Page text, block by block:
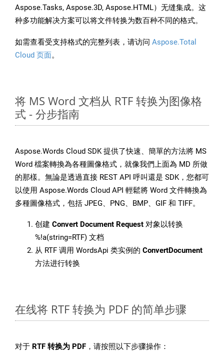
Aspose.Tasks, Aspose.3D, Aspose.HTML）无缝集成。这
种多功能解决方案可以将文件转换为数百种不同的格式。
如需查看受支持格式的完整列表，请访问 Aspose.Total
Cloud 页面。
将 MS Word 文档从 RTF 转换为图像格
式 - 分步指南
Aspose.Words Cloud SDK 提供了快速、簡單的方法將 MS
Word 檔案轉換為各種圖像格式，就像我們上面為 MD 所做
的那樣。無論是透過直接 REST API 呼叫還是 SDK，您都可
以使用 Aspose.Words Cloud API 輕鬆將 Word 文件轉換為
多種圖像格式，包括 JPEG、PNG、BMP、GIF 和 TIFF。
创建 Convert Document Request 对象以转换
%!a(string=RTF) 文档
从 RTF 调用 WordsApi 类实例的 ConvertDocument
方法进行转换
在线将 RTF 转换为 PDF 的简单步骤
对于 RTF 转换为 PDF ，请按照以下步骤操作：